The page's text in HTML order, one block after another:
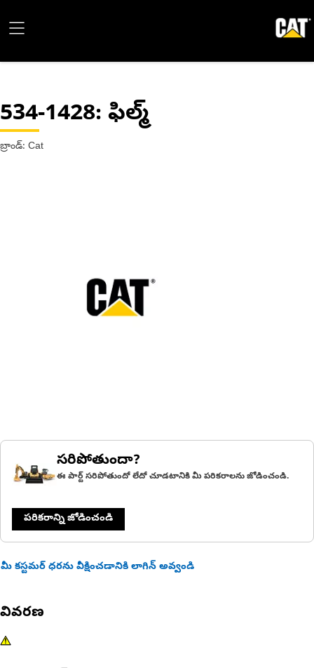
534-1428: ఫిల్మ్
బ్రాండ్: Cat
సరిపోతుందా?
ఈ పార్ట్ సరిపోతుందో లేదో చూడటానికి మీ పరికరాలను జోడించండి.
పరికరాన్ని జోడించండి
మీ కస్టమర్ ధరను వీక్షించడానికి లాగిన్ అవ్వండి
వివరణ